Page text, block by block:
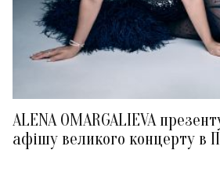
ALENA OMARGALIEVA
афішу великого концерту в